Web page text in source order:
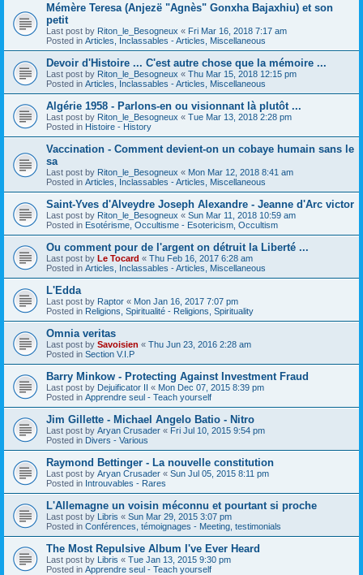
Mémère Teresa (Anjezë "Agnès" Gonxha Bajaxhiu) et son
petit
Last post by Riton_le_Besogneux « Fri Mar 16, 2018 7:17 am
Posted in Articles, Inclassables - Articles, Miscellaneous
Devoir d'Histoire ... C'est autre chose que la mémoire ...
Last post by Riton_le_Besogneux « Thu Mar 15, 2018 12:15 pm
Posted in Articles, Inclassables - Articles, Miscellaneous
Algérie 1958 - Parlons-en ou visionnant là plutôt ...
Last post by Riton_le_Besogneux « Tue Mar 13, 2018 2:28 pm
Posted in Histoire - History
Vaccination - Comment devient-on un cobaye humain sans le
sa
Last post by Riton_le_Besogneux « Mon Mar 12, 2018 8:41 am
Posted in Articles, Inclassables - Articles, Miscellaneous
Saint-Yves d'Alveydre Joseph Alexandre - Jeanne d'Arc victor
Last post by Riton_le_Besogneux « Sun Mar 11, 2018 10:59 am
Posted in Esotérisme, Occultisme - Esotericism, Occultism
Ou comment pour de l'argent on détruit la Liberté ...
Last post by Le Tocard « Thu Feb 16, 2017 6:28 am
Posted in Articles, Inclassables - Articles, Miscellaneous
L'Edda
Last post by Raptor « Mon Jan 16, 2017 7:07 pm
Posted in Religions, Spiritualité - Religions, Spirituality
Omnia veritas
Last post by Savoisien « Thu Jun 23, 2016 2:28 am
Posted in Section V.I.P
Barry Minkow - Protecting Against Investment Fraud
Last post by Dejuificator II « Mon Dec 07, 2015 8:39 pm
Posted in Apprendre seul - Teach yourself
Jim Gillette - Michael Angelo Batio - Nitro
Last post by Aryan Crusader « Fri Jul 10, 2015 9:54 pm
Posted in Divers - Various
Raymond Bettinger - La nouvelle constitution
Last post by Aryan Crusader « Sun Jul 05, 2015 8:11 pm
Posted in Introuvables - Rares
L'Allemagne un voisin méconnu et pourtant si proche
Last post by Libris « Sun Mar 29, 2015 3:07 pm
Posted in Conférences, témoignages - Meeting, testimonials
The Most Repulsive Album I've Ever Heard
Last post by Libris « Tue Jan 13, 2015 9:30 pm
Posted in Apprendre seul - Teach yourself